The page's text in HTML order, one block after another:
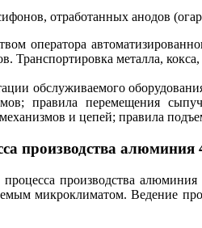
отработанных анодов
оператора
Транспортировка металла,
обслуживаемого
правила перемещения
и цепей; правила
производства алюминия
производства
микроклиматом. Ведение